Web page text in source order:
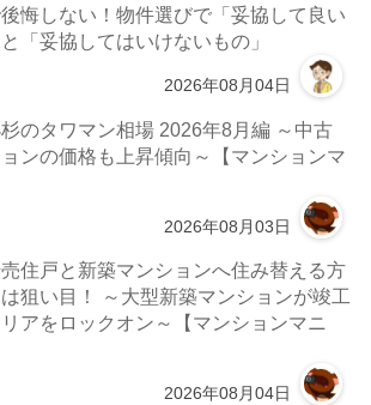
悔しない！物件選びで「妥協して良い
「妥協してはいけないもの」
2026年08月04日
のタワマン相場 2026年8月編 ～中古
ンの価格も上昇傾向～【マンションマ
2026年08月03日
住戸と新築マンションへ住み替える方
狙い目！ ～大型新築マンションが竣工
アをロックオン～【マンションマニ
2026年08月04日